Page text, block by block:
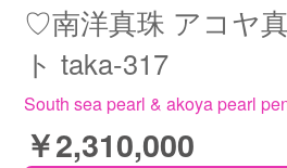
♡南洋真珠 アコヤ
ト taka-317
South sea pearl & akoya pearl
￥2,310,000